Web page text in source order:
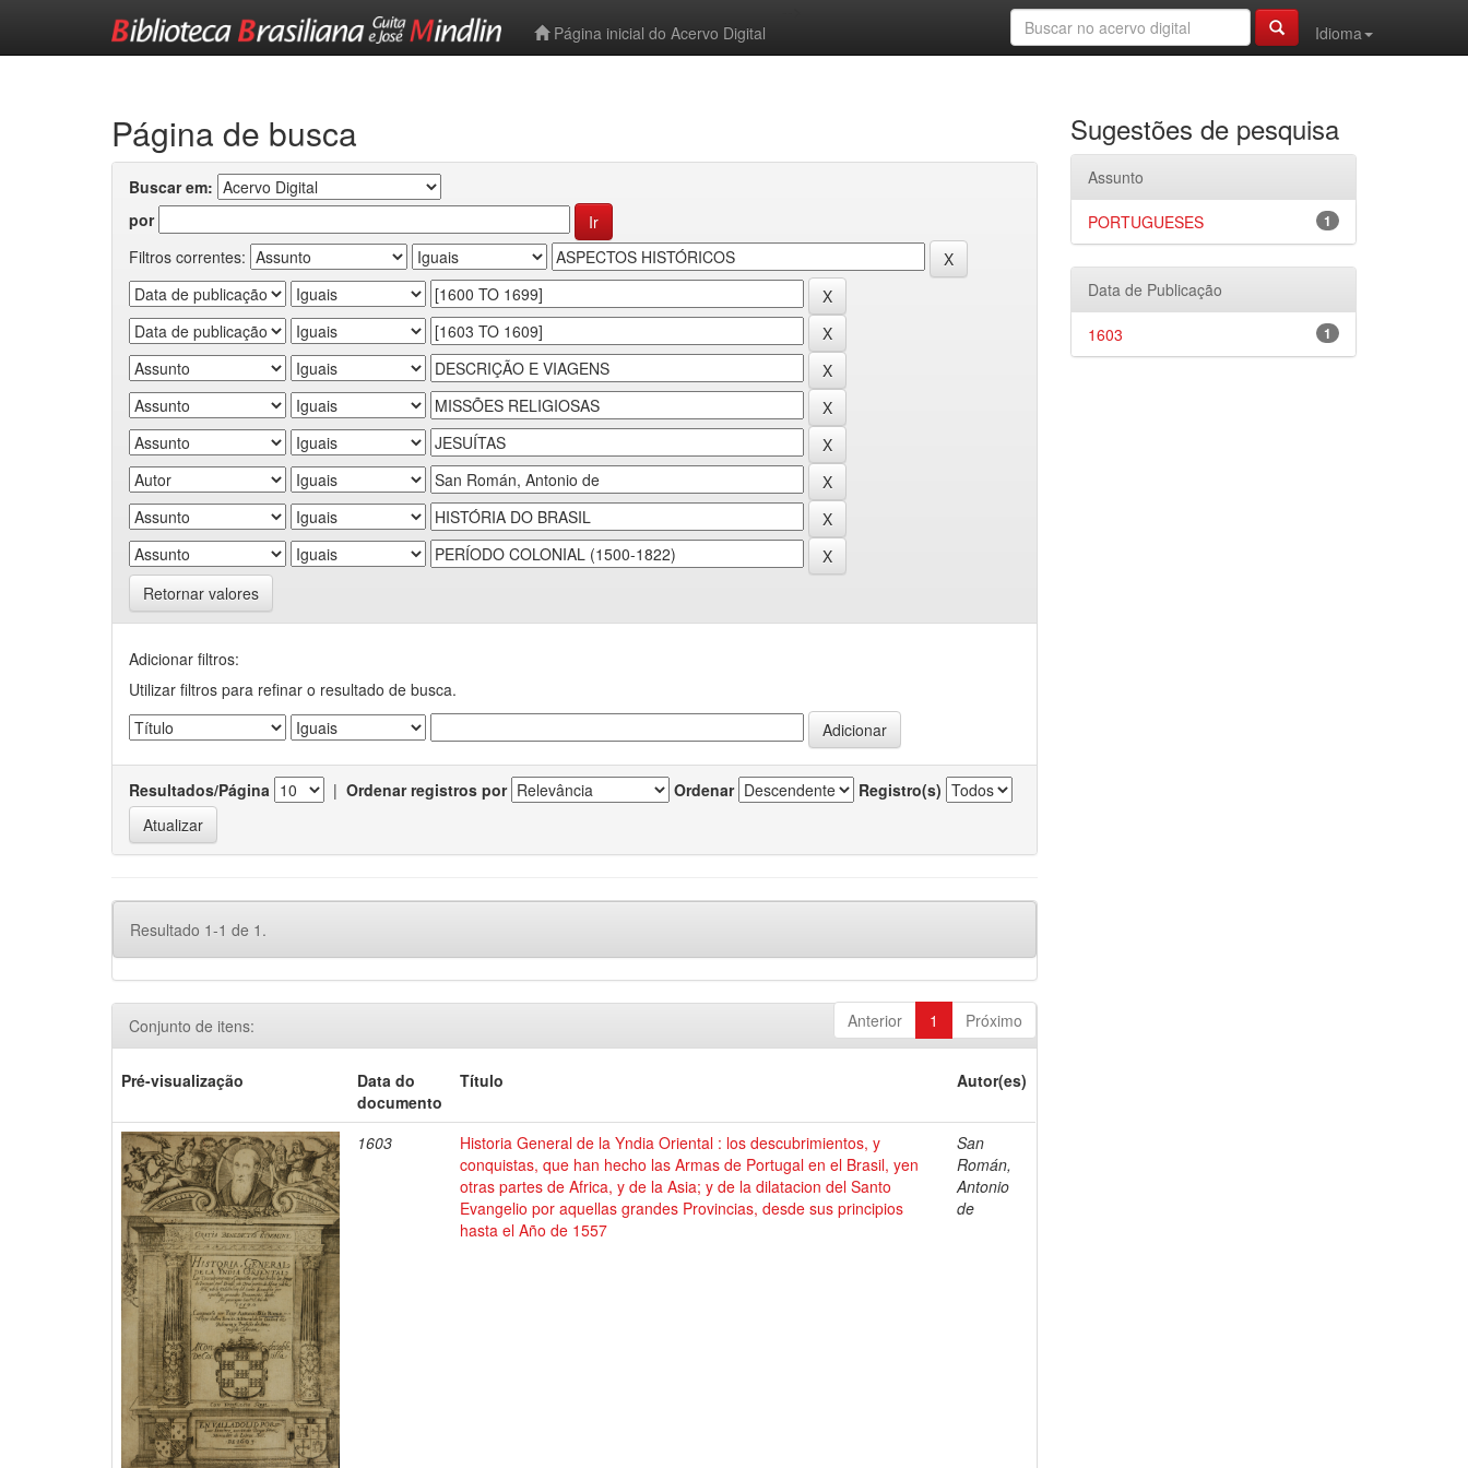
Página inicial do Acervo Digital
Idioma
Página de busca
Buscar em:
por
Filtros correntes:
Retornar valores
Adicionar filtros:
Utilizar filtros para refinar o resultado de busca.
Resultados/Página | Ordenar registros por Ordenar Registro(s)
Resultado 1-1 de 1.
Anterior 1 Próximo
Conjunto de itens:
Pré-visualização
Data do
documento
Título Autor(es)
1603
Historia General de la Yndia Oriental : los descubrimientos, y
conquistas, que han hecho las Armas de Portugal en el Brasil, yen
otras partes de Africa, y de la Asia; y de la dilatacion del Santo
Evangelio por aquellas grandes Provincias, desde sus principios
hasta el Año de 1557
San
Román,
Antonio
de
Sugestões de pesquisa
Assunto
1
PORTUGUESES
Data de Publicação
1
1603